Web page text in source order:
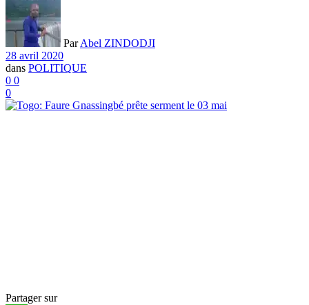
Par Abel ZINDODJI
28 avril 2020
dans POLITIQUE
0 0
0
Partager sur